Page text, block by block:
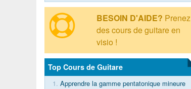
BESOIN D'AIDE? Prenez
des cours de guitare en
visio !
Top Cours de Guitare
1. Apprendre la gamme pentatonique mineure